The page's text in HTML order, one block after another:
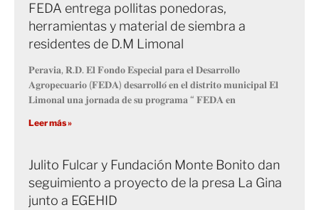
FEDA entrega pollitas ponedoras,
herramientas y material de siembra a
residentes de D.M Limonal
𝐏𝐞𝐫𝐚𝐯𝐢𝐚, 𝐑.𝐃. 𝐄𝐥 𝐅𝐨𝐧𝐝𝐨 𝐄𝐬𝐩𝐞𝐜𝐢𝐚𝐥 𝐩𝐚𝐫𝐚 𝐞𝐥 𝐃𝐞𝐬𝐚𝐫𝐫𝐨𝐥𝐥𝐨
𝐀𝐠𝐫𝐨𝐩𝐞𝐜𝐮𝐚𝐫𝐢𝐨 (𝐅𝐄𝐃𝐀) 𝐝𝐞𝐬𝐚𝐫𝐫𝐨𝐥𝐥𝐨́ 𝐞𝐧 𝐞𝐥 𝐝𝐢𝐬𝐭𝐫𝐢𝐭𝐨 𝐦𝐮𝐧𝐢𝐜𝐢𝐩𝐚𝐥 𝐄𝐥
𝐋𝐢𝐦𝐨𝐧𝐚𝐥 𝐮𝐧𝐚 𝐣𝐨𝐫𝐧𝐚𝐝𝐚 𝐝𝐞 𝐬𝐮 𝐩𝐫𝐨𝐠𝐫𝐚𝐦𝐚 “ 𝐅𝐄𝐃𝐀 𝐞𝐧
Leer más »
Julito Fulcar y Fundación Monte Bonito dan
seguimiento a proyecto de la presa La Gina
junto a EGEHID